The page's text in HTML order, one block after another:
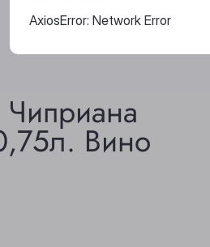
Вино
AxiosError: Network Error